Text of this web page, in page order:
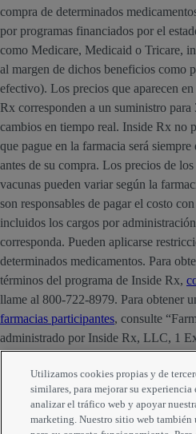
compra de determinados
por programas financiados por el
como Medicare, Medicaid o Tricare,
al margen de dichos beneficios como
efectivo). Los precios que aparecen
Rx corresponden a un suministro para
cambios en tiempo real. Inside Rx no
que pague en la farmacia será
antes de su compra. Los precios de
vacunas pueden variar según la
son responsables de pagar el costo
incluidos los cargos por
corresponda. Pueden aplicarse
determinados medicamentos. Para
términos del programa de Inside Rx,
llame al 800-722-8979. Para obtener
farmacias participantes, consulte
administrado por Inside Rx, LLC, 1
Strategic Development, Inc.
Utilizamos cookies propias y de
similares, para mejorar su
analizar el tráfico web y apoyar
marketing. Nuestro sitio web